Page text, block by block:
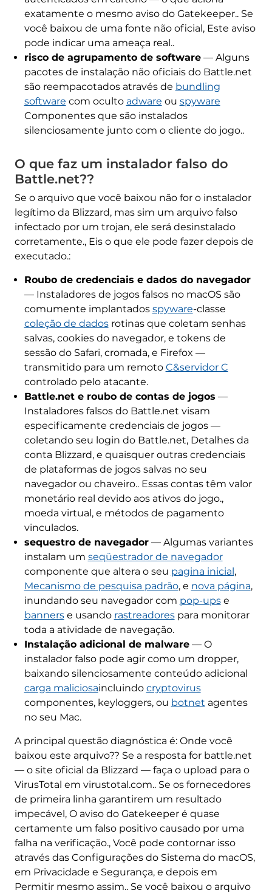
exatamente o mesmo aviso do Gatekeeper.. Se
você baixou de uma fonte não oficial, Este aviso
pode indicar uma ameaça real..
risco de agrupamento de software— Alguns
pacotes de instalação não oficiais do Battle.net
são reempacotados através de bundling
software com oculto adware ou spyware
Componentes que são instalados
silenciosamente junto com o cliente do jogo..
O que faz um instalador falso do
Battle.net??
Se o arquivo que você baixou não for o instalador
legítimo da Blizzard, mas sim um arquivo falso
infectado por um trojan, ele será desinstalado
corretamente., Eis o que ele pode fazer depois de
executado.:
Roubo de credenciais e dados do navegador
— Instaladores de jogos falsos no macOS são
comumente implantados spyware-classe
coleção de dadosrotinas que coletam senhas
salvas, cookies do navegador, e tokens de
sessão do Safari, cromada, e Firefox —
transmitido para um remoto C&servidor C
controlado pelo atacante.
Battle.net e roubo de contas de jogos —
Instaladores falsos do Battle.net visam
especificamente credenciais de jogos —
coletando seu login do Battle.net, Detalhes da
conta Blizzard, e quaisquer outras credenciais
de plataformas de jogos salvas no seu
navegador ou chaveiro.. Essas contas têm valor
monetário real devido aos ativos do jogo.,
moeda virtual, e métodos de pagamento
vinculados.
sequestro de navegador— Algumas variantes
instalam um seqüestrador de navegador
componente que altera o seu pagina inicial,
Mecanismo de pesquisa padrão, e nova página,
inundando seu navegador com pop-upse
bannerse usando rastreadorespara monitorar
toda a atividade de navegação.
Instalação adicional de malware— O
instalador falso pode agir como um dropper,
baixando silenciosamente conteúdo adicional
carga maliciosaincluindo cryptovirus
componentes, keyloggers, ou botnet agentes
no seu Mac.
A principal questão diagnóstica é: Onde você
baixou este arquivo?? Se a resposta for battle.net
— o site oficial da Blizzard — faça o upload para o
VirusTotal em virustotal.com.. Se os fornecedores
de primeira linha garantirem um resultado
impecável, O aviso do Gatekeeper é quase
certamente um falso positivo causado por uma
falha na verificação., Você pode contornar isso
através das Configurações do Sistema do macOS,
em Privacidade e Segurança, e depois em
Permitir mesmo assim.. Se você baixou o arquivo